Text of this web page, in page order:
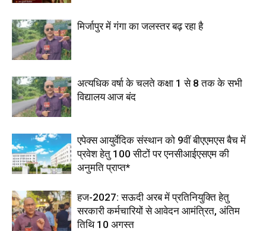
मिर्जापुर में गंगा का जलस्तर बढ़ रहा है
अत्यधिक वर्षा के चलते कक्षा 1 से 8 तक के सभी
विद्यालय आज बंद
एपेक्स आयुर्वेदिक संस्थान को 9वीं बीएएमएस बैच में
प्रवेश हेतु 100 सीटों पर एनसीआईएसएम की
अनुमति प्राप्त*
हज-2027: सऊदी अरब में प्रतिनियुक्ति हेतु
सरकारी कर्मचारियों से आवेदन आमंत्रित, अंतिम
तिथि 10 अगस्त